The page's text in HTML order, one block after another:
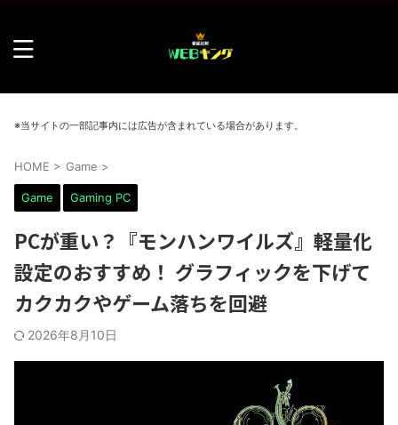
※当サイトの一部記事内には広告が含まれている場合があります。
HOME > Game >
Game Gaming PC
PCが重い？『モンハンワイルズ』軽量化
設定のおすすめ！ グラフィックを下げて
カクカクやゲーム落ちを回避
2026年8月10日